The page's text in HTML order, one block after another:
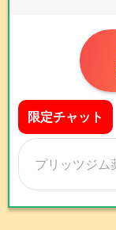
限定チャット